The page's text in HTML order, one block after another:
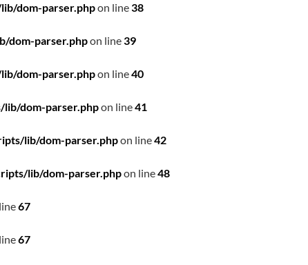
dom-parser.phpon line38
dom-parser.phpon line39
dom-parser.phpon line40
dom-parser.phpon line41
lib/dom-parser.phpon line42
lib/dom-parser.phpon line48
67
67